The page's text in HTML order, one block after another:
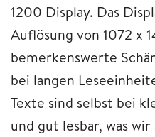
1200 Display. Das
Auflösung von 1072 x
bemerkenswerte
bei langen
Texte sind selbst bei
und gut lesbar, was